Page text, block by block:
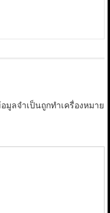
มูลจำเป็นถูกทำเครื่องหมาย